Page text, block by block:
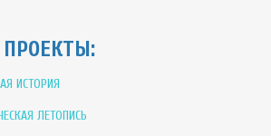
ИСТОРИЯ
ЛЕТОПИСЬ